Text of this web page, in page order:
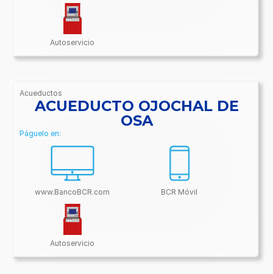
Autoservicio
Acueductos
/BancoBCR-
Contenido/Conectividades/Acueductos
ACUEDUCTO OJOCHAL DE
OSA
Páguelo en:
www.BancoBCR.com BCR Móvil
Autoservicio